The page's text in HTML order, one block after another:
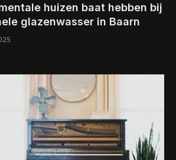
huizen baat hebben bij
glazenwasser in Baarn